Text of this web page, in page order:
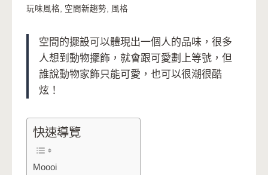
玩味風格, 空間新趨勢, 風格
空間的擺設可以體現出一個人的品味，很多
人想到動物擺飾，就會跟可愛劃上等號，但
誰說動物家飾只能可愛，也可以很潮很酷
炫！
快速導覽
Moooi